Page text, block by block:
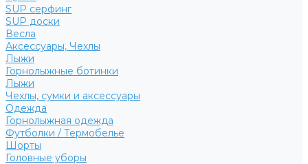
SUP серфинг
SUP доски
Весла
Аксессуары, Чехлы
Лыжи
Горнолыжные ботинки
Лыжи
Чехлы, сумки и аксессуары
Одежда
Горнолыжная одежда
Футболки / Термобелье
Шорты
Головные уборы